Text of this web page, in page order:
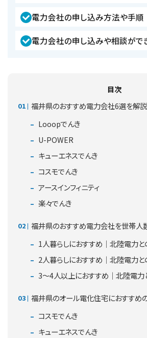
電力会社の申し込み方法や手順
電力会社の申し込みや相談がで
目次
福井県のおすすめ電力会社6選を解説
Looopでんき
U-POWER
キューエネスでんき
コスモでんき
アースインフィニティ
楽々でんき
福井県のおすすめ電力会社を世帯人
1人暮らしにおすすめ｜北陸電力
2人暮らしにおすすめ｜北陸電力
3～4人以上におすすめ｜北陸電力
福井県のオール電化住宅におすすめ
コスモでんき
キューエネスでんき